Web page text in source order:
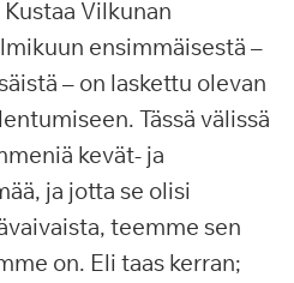
Vilkunan
ensimmäisestä –
– on laskettu olevan
Tässä välissä
kevät- ja
ja jotta se olisi
teemme sen
on. Eli taas kerran;